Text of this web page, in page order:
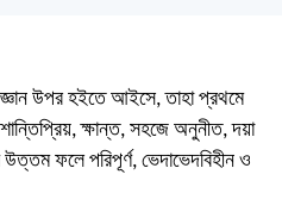
উপর হইতে আইসে, তাহা প্রথমে
ক্ষান্ত, সহজে অনুনীত, দয়া
ফলে পরিপূর্ণ, ভেদাভেদবিহীন ও